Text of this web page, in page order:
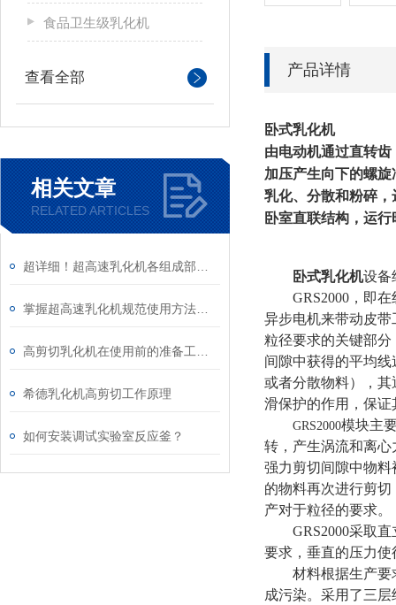
食品卫生级乳化机
查看全部
相关文章
RELATED ARTICLES
希德乳化机高剪切工作原理
如何安装调试实验室反应釜？
产品详情
卧式乳化机
由电动机通过直转
加压产生向下的螺
乳化、分散和粉碎
卧室直联结构，运
卧式乳化机设备
GRS2000，即
异步电机来带动皮带
粒径要求的关键部
间隙中获得的平均
或者分散物料），
滑保护的作用，保
GRS2000模块主
转，产生涡流和离
强力剪切间隙中物
的物料再次进行剪
产对于粒径的要求。
GRS2000采取
要求，垂直的压力使
材料根据生产要
成污染。采用了三